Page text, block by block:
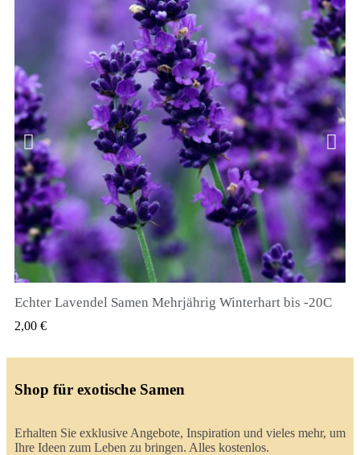
QUICK VIEW
Echter Lavendel Samen Mehrjährig Winterhart bis -20C
2,00 €
Shop für exotische Samen
Erhalten Sie exklusive Angebote, Inspiration und vieles mehr, um
Ihre Ideen zum Leben zu bringen. Alles kostenlos.